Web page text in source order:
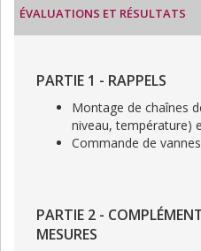
ÉVALUATIONS ET RÉSULTATS
PARTIE 1 - RAPPELS
Montage de chaînes
niveau, température)
Commande de
PARTIE 2 -
MESURES